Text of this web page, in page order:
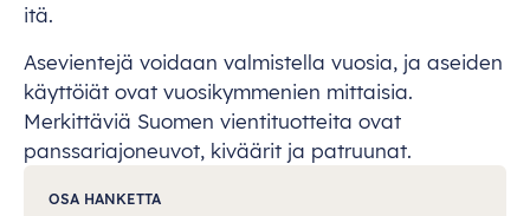
itä.
Asevientejä voidaan valmistella vuosia, ja aseiden
käyttöiät ovat vuosikymmenien mittaisia.
Merkittäviä Suomen vientituotteita ovat
panssariajoneuvot, kiväärit ja patruunat.
OSA HANKETTA